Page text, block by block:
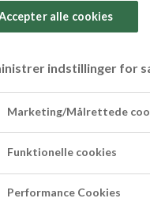
alle cookies
indstillinger for
Marketing/Målrettede
Funktionelle cookies
Performance Cookies